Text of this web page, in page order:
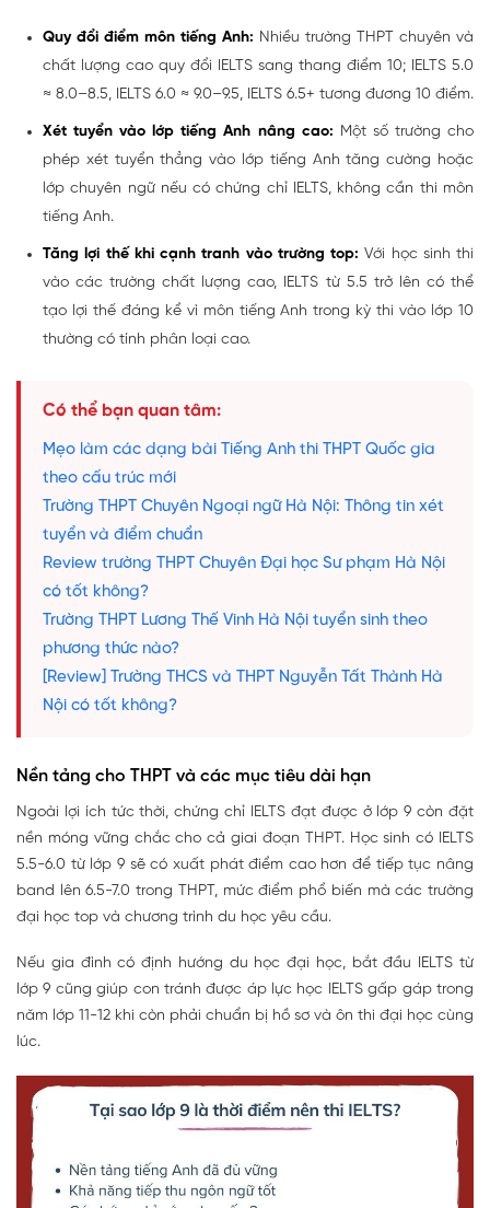
Quy đổi điểm môn tiếng Anh: Nhiều trường THPT chuyên và
chất lượng cao quy đổi IELTS sang thang điểm 10; IELTS 5.0
≈ 8.0–8.5, IELTS 6.0 ≈ 9.0–9.5, IELTS 6.5+ tương đương 10 điểm.
Xét tuyển vào lớp tiếng Anh nâng cao: Một số trường cho
phép xét tuyển thẳng vào lớp tiếng Anh tăng cường hoặc
lớp chuyên ngữ nếu có chứng chỉ IELTS, không cần thi môn
tiếng Anh.
Tăng lợi thế khi cạnh tranh vào trường top: Với học sinh thi
vào các trường chất lượng cao, IELTS từ 5.5 trở lên có thể
tạo lợi thế đáng kể vì môn tiếng Anh trong kỳ thi vào lớp 10
thường có tính phân loại cao.
Có thể bạn quan tâm:
Mẹo làm các dạng bài Tiếng Anh thi THPT Quốc gia
theo cấu trúc mới
Trường THPT Chuyên Ngoại ngữ Hà Nội: Thông tin xét
tuyển và điểm chuẩn
Review trường THPT Chuyên Đại học Sư phạm Hà Nội
có tốt không?
Trường THPT Lương Thế Vinh Hà Nội tuyển sinh theo
phương thức nào?
[Review] Trường THCS và THPT Nguyễn Tất Thành Hà
Nội có tốt không?
Nền tảng cho THPT và các mục tiêu dài hạn
Ngoài lợi ích tức thời, chứng chỉ IELTS đạt được ở lớp 9 còn đặt
nền móng vững chắc cho cả giai đoạn THPT. Học sinh có IELTS
5.5-6.0 từ lớp 9 sẽ có xuất phát điểm cao hơn để tiếp tục nâng
band lên 6.5-7.0 trong THPT, mức điểm phổ biến mà các trường
đại học top và chương trình du học yêu cầu.
Nếu gia đình có định hướng du học đại học, bắt đầu IELTS từ
lớp 9 cũng giúp con tránh được áp lực học IELTS gấp gáp trong
năm lớp 11-12 khi còn phải chuẩn bị hồ sơ và ôn thi đại học cùng
lúc.